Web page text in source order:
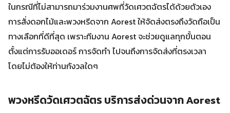
ในกรณีที่ไม่สามารถมาร่วมงานศพที่วัดเศวตฉัตรได้ด้วยตัวเอง
การสั่งดอกไม้และพวงหรีดจาก Aorest ให้จัดส่งตรงถึงวัดถือเป็น
ทางเลือกที่ดีที่สุด เพราะทีมงาน Aorest จะช่วยดูแลทุกขั้นตอน
ตั้งแต่การรับออเดอร์ การจัดทำ ไปจนถึงการจัดส่งที่ตรงเวลา
โดยไม่ต้องให้ท่านกังวลใดๆ
พวงหรีดวัดเศวตฉัตร บริการส่งด่วนจาก Aorest